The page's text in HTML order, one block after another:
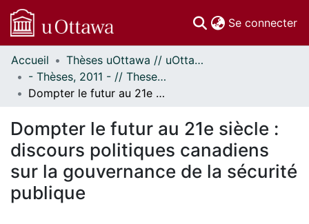
Se connecter
Communautés
et collections
Parcourir
À propos
Accueil
Thèses uOttawa // uOttawa Theses
- Thèses, 2011 - // Theses, 2011 -
Dompter le futur au 21e siècle : discours politiques canadiens sur la gouvernance de la sécurité publique
Dompter le futur au 21e siècle :
discours politiques canadiens
sur la gouvernance de la sécurité
publique